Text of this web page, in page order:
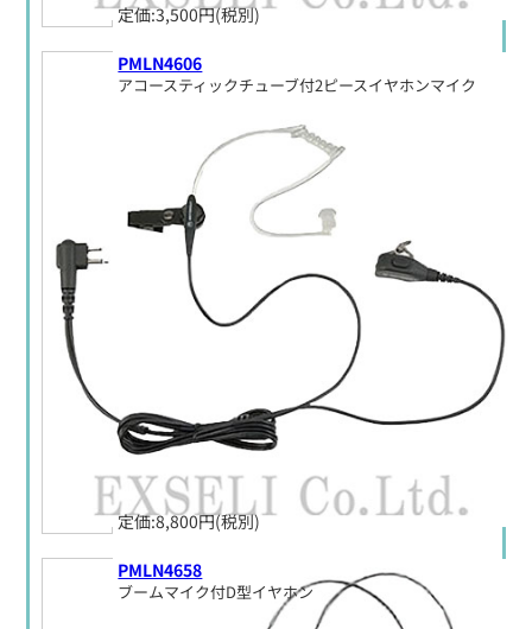
定価:3,500円(税別)
PMLN4606
アコースティックチューブ付2ピースイヤホンマイク
定価:8,800円(税別)
PMLN4658
ブームマイク付D型イヤホン